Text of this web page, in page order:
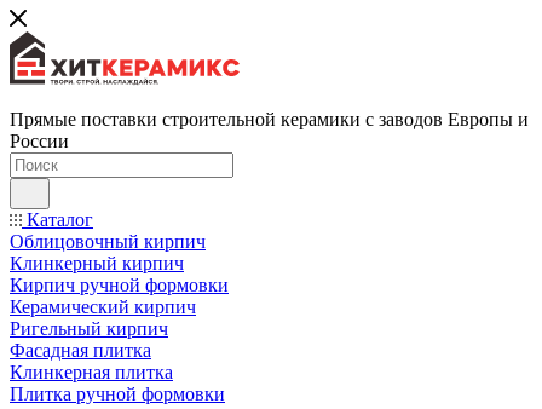
Прямые поставки строительной керамики с заводов Европы и
России
Каталог
Облицовочный кирпич
Клинкерный кирпич
Кирпич ручной формовки
Керамический кирпич
Ригельный кирпич
Фасадная плитка
Клинкерная плитка
Плитка ручной формовки